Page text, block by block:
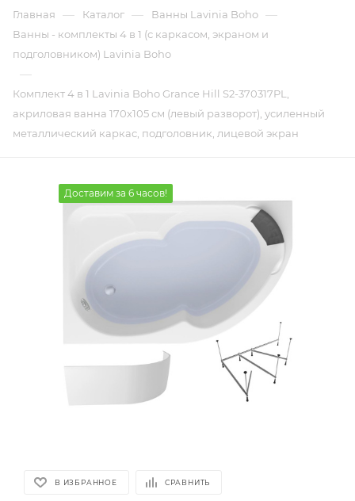
Главная — Каталог — Ванны Lavinia Boho —
Ванны - комплекты 4 в 1 (с каркасом, экраном и
подголовником) Lavinia Boho
—
Комплект 4 в 1 Lavinia Boho Grance Hill S2-370317PL,
акриловая ванна 170x105 см (левый разворот), усиленный
металлический каркас, подголовник, лицевой экран
Доставим за 6 часов!
В ИЗБРАННОЕ СРАВНИТЬ